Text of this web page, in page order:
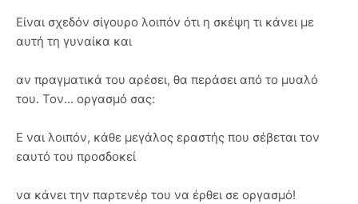
Είναι σχεδόν σίγουρο λοιπόν ότι η σκέψη τι κάνει με
αυτή τη γυναίκα και
αν πραγματικά του αρέσει, θα περάσει από το μυαλό
του. Τον... οργασμό σας:
Ε ναι λοιπόν, κάθε μεγάλος εραστής που σέβεται τον
εαυτό του προσδοκεί
να κάνει την παρτενέρ του να έρθει σε οργασμό!